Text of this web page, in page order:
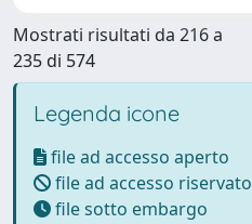
Mostrati risultati da 216 a
235 di 574
Legenda icone
file ad accesso aperto
file ad accesso riservato
file sotto embargo